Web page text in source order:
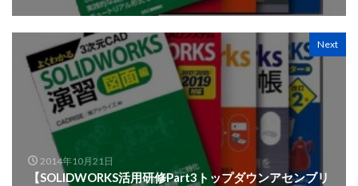
Next
2014年10月21日
【SOLIDWORKS活用研修Part3トップダウンアセンブリ
寸法配置
干渉認識 強度解析 形状違い
操作基礎講習会
新表示方向 材料 材料力学
構成部品プレビューウィンド
構成部品置き換え
機械製
穴ウィザード
組み合わせ 色設定
表示方向
設計変更 詳細穴 講習
部品のミラー
重複定義
検索